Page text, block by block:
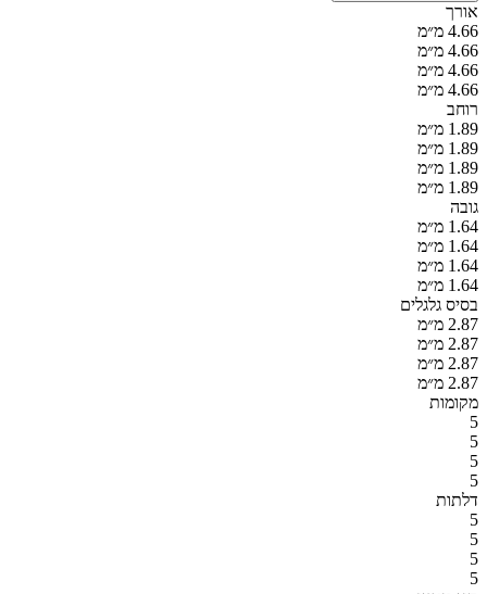
אורך
4.66 מ״מ
4.66 מ״מ
4.66 מ״מ
4.66 מ״מ
רוחב
1.89 מ״מ
1.89 מ״מ
1.89 מ״מ
1.89 מ״מ
גובה
1.64 מ״מ
1.64 מ״מ
1.64 מ״מ
1.64 מ״מ
בסיס גלגלים
2.87 מ״מ
2.87 מ״מ
2.87 מ״מ
2.87 מ״מ
מקומות
5
5
5
5
דלתות
5
5
5
5